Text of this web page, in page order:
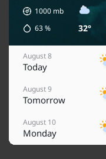
1000 mb
63% 32°
August 8
Today
August 9
Tomorrow
August 10
Monday